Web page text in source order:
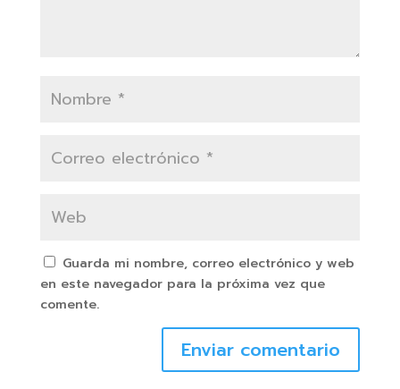
Guarda mi nombre, correo electrónico y web
en este navegador para la próxima vez que
comente.
Enviar comentario